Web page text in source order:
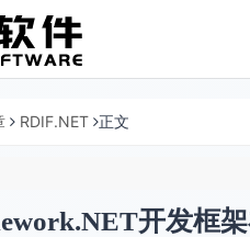
RDIF.NET 正文
开发框